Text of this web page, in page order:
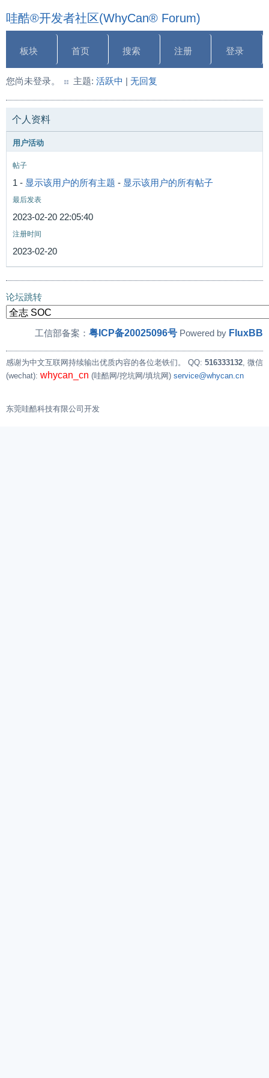
哇酷®开发者社区(WhyCan® Forum)
板块 首页 搜索 注册 登录
您尚未登录。 主题: 活跃中 | 无回复
个人资料
用户活动
帖子
1 - 显示该用户的所有主题 - 显示该用户的所有帖子
最后发表
2023-02-20 22:05:40
注册时间
2023-02-20
论坛跳转
工信部备案： 粤ICP备20025096号 Powered by FluxBB
感谢为中文互联网持续输出优质内容的各位老铁们。 QQ: 516333132, 微信
(wechat): whycan_cn (哇酷网/挖坑网/填坑网) service@whycan.cn
东莞哇酷科技有限公司开发